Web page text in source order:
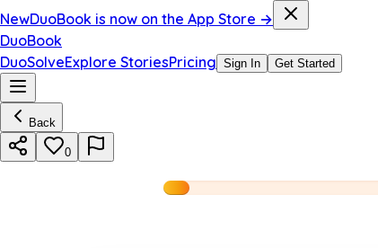
NewDuoBook is now on the App Store →
DuoBook
DuoSolveExplore StoriesPricing Sign In Get Started
Back
0